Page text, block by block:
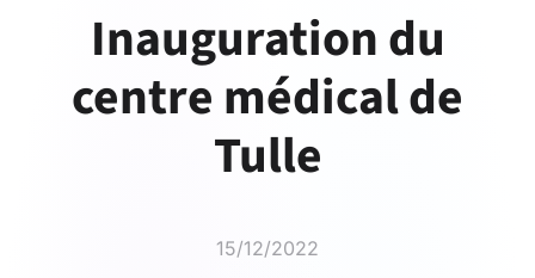
Inauguration du
centre médical de
Tulle
15/12/2022